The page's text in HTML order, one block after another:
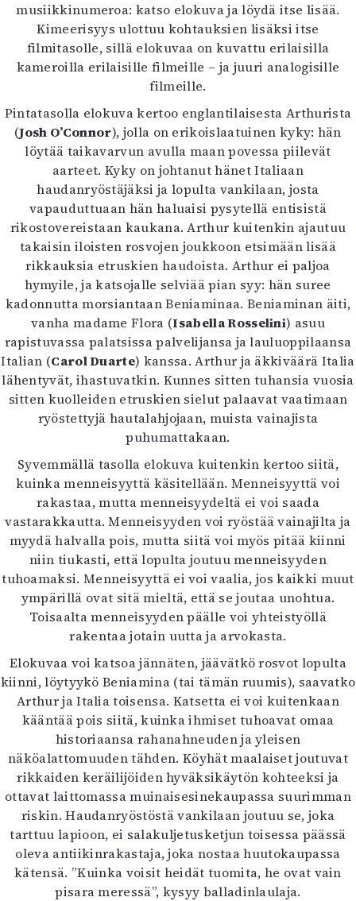
Info
Tilaus ja irtonumerot
Yhteistyössä
Toimitus
Mediatiedot
Kaltio ry
musiikkinumeroa: katso elokuva ja löydä itse lisää.
Kimeerisyys ulottuu kohtauksien lisäksi itse
filmitasolle, sillä elokuvaa on kuvattu erilaisilla
kameroilla erilaisille filmeille – ja juuri analogisille
filmeille.
Pintatasolla elokuva kertoo englantilaisesta Arthurista
(Josh O’Connor), jolla on erikoislaatuinen kyky: hän
löytää taikavarvun avulla maan povessa piilevät
aarteet. Kyky on johtanut hänet Italiaan
haudanryöstäjäksi ja lopulta vankilaan, josta
vapauduttuaan hän haluaisi pysytellä entisistä
rikostovereistaan kaukana. Arthur kuitenkin ajautuu
takaisin iloisten rosvojen joukkoon etsimään lisää
rikkauksia etruskien haudoista. Arthur ei paljoa
hymyile, ja katsojalle selviää pian syy: hän suree
kadonnutta morsiantaan Beniaminaa. Beniaminan äiti,
vanha madame Flora (Isabella Rosselini) asuu
rapistuvassa palatsissa palvelijansa ja lauluoppilaansa
Italian (Carol Duarte) kanssa. Arthur ja äkkiväärä Italia
lähentyvät, ihastuvatkin. Kunnes sitten tuhansia vuosia
sitten kuolleiden etruskien sielut palaavat vaatimaan
ryöstettyjä hautalahjojaan, muista vainajista
puhumattakaan.
Syvemmällä tasolla elokuva kuitenkin kertoo siitä,
kuinka menneisyyttä käsitellään. Menneisyyttä voi
rakastaa, mutta menneisyydeltä ei voi saada
vastarakkautta. Menneisyyden voi ryöstää vainajilta ja
myydä halvalla pois, mutta siitä voi myös pitää kiinni
niin tiukasti, että lopulta joutuu menneisyyden
tuhoamaksi. Menneisyyttä ei voi vaalia, jos kaikki muut
ympärillä ovat sitä mieltä, että se joutaa unohtua.
Toisaalta menneisyyden päälle voi yhteistyöllä
rakentaa jotain uutta ja arvokasta.
Elokuvaa voi katsoa jännäten, jäävätkö rosvot lopulta
kiinni, löytyykö Beniamina (tai tämän ruumis), saavatko
Arthur ja Italia toisensa. Katsetta ei voi kuitenkaan
kääntää pois siitä, kuinka ihmiset tuhoavat omaa
historiaansa rahanahneuden ja yleisen
näköalattomuuden tähden. Köyhät maalaiset joutuvat
rikkaiden keräilijöiden hyväksikäytön kohteeksi ja
ottavat laittomassa muinaisesinekaupassa suurimman
riskin. Haudanryöstöstä vankilaan joutuu se, joka
tarttuu lapioon, ei salakuljetusketjun toisessa päässä
oleva antiikinrakastaja, joka nostaa huutokaupassa
kätensä. ”Kuinka voisit heidät tuomita, he ovat vain
pisara meressä”, kysyy balladinlaulaja.